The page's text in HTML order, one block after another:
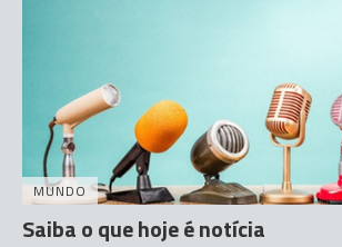
MUNDO
Saiba o que hoje é notícia